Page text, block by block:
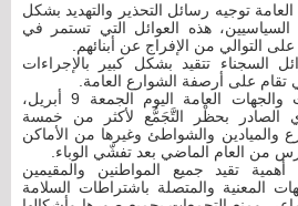
العامة توجيه رسائل التحذير والتهديد بشكل
السياسيين، هذه العوائل التي تستمر في
التوالي من الإفراج عن أبنائهم.
السجناء تتقيد بشكل كبير بالإجراءات
تقام على أرصفة الشوارع العامة.
وعاود رئيس نيابة الوزارات والجهات العامة اليوم الجمعة 9 أبريل،
الصادر بحظْر التَّجَمُّع لأكثر من خمسة
والشواطئ وغيرها من الأماكن
من العام الماضي بعد تفشّي الوباء.
تقيد جميع المواطنين والمقيمين
المعنية والمتصلة باشتراطات السلامة